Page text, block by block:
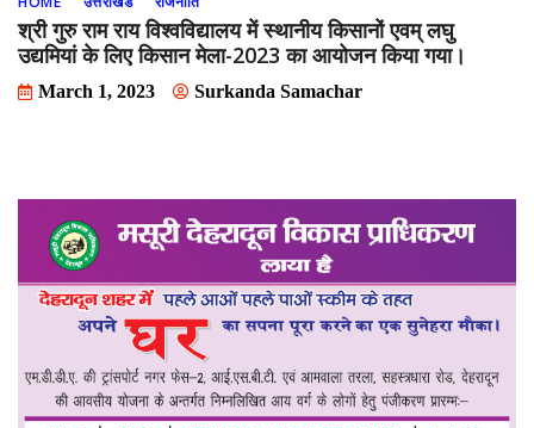
श्री गुरु राम राय विश्वविद्यालय में स्थानीय किसानों एवम् लघु
उद्यमियां के लिए किसान मेला-2023 का आयोजन किया गया।
March 1, 2023 Surkanda Samachar